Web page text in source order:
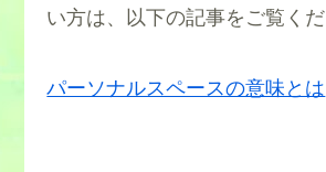
い方は、以下の記事をご覧くだ
パーソナルスペースの意味とは